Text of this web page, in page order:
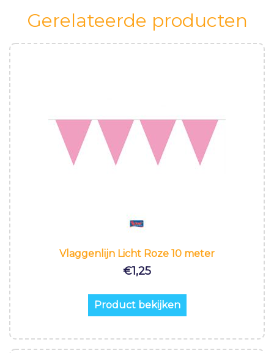
Gerelateerde producten
Vlaggenlijn Licht Roze 10 meter
€1,25
Product bekijken